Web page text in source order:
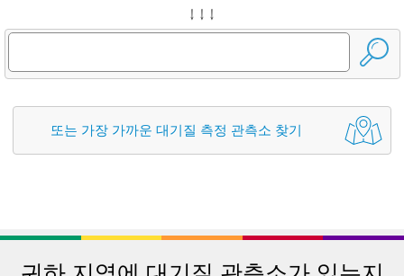
↓ ↓ ↓
또는 가장 가까운 대기질 측정 관측소 찾기